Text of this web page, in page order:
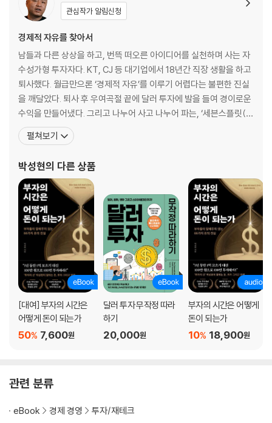
지금 당장 돈을 모아야 하는 이유
한 우물만 팔 때 생기는 일
어렵게 벌거나, 쉽게 벌거나
위험천만 도박과 같은
3장 알아야 지키는 돈
지식에도 가성비가 있다는 걸 그때 알았더라면
모든 것은 결국 돈 때문이었다
화폐가 만들어진 진짜 이유
알뜰하고 꼼꼼한 정부의 재테크 노하우
아이스크림 할인 판매의 비밀
절세는 고금리 정기예금
4장 자본이 되는 돈
빛이 되는 빚
슬기로운 현금 사용법
마이너스도 기회가 되는 신기한 자본주의
현대판 신분제도
집은 살 곳인가, 살 것인가
일상 속 돈 버는 기회들
맛없는 점심은 무지의 대가
관심작가 알림신청
경제적 자유를 찾아서
남들과 다른 상상을 하고, 번뜩 떠오른 아이디어를 실천하며 사는 자
수성가형 투자자다. KT, CJ 등 대기업에서 18년간 직장 생활을 하고
퇴사했다. 월급만으론 ‘경제적 자유’를 이루기 어렵다는 불편한 진실
을 깨달았다. 퇴사 후 우여곡절 끝에 달러 투자에 발을 들여 경이로운
수익을 만들어냈다. 그리고 나누어 사고 나누어 파는, ‘세븐스플릿(S
even Split, 분할매매) 투자’가 최선임을 알았다. 몇 년 전부터 자동
분할매매 프로그램을 개발하여 달러와 주식, 그리고 코인 투자에 적
군 저자는 자본주의 시스템에
펼쳐보기
박성현의 다른 상품
[대여] 부자의 시간은
어떻게 돈이 되는가
7,600원
50%
달러 투자 무작정 따라
하기
20,000원
부자의 시간은 어떻게
돈이 되는가
18,900원
10%
관련 분류
eBook 경제 경영 투자/재테크